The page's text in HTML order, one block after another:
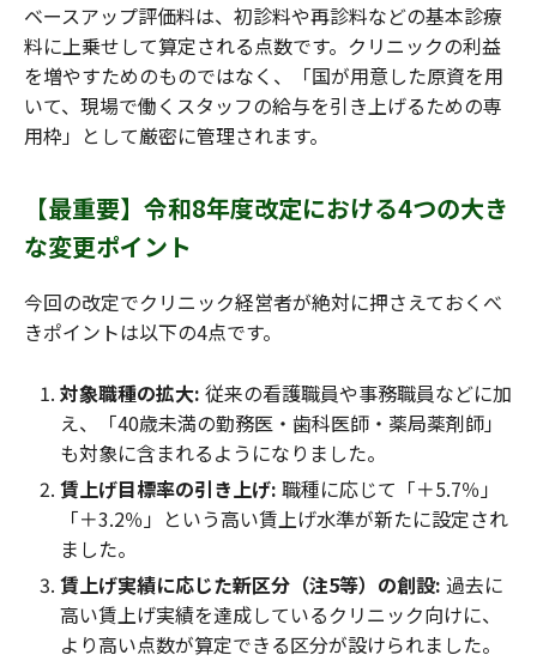
ベースアップ評価料は、初診料や再診料などの基本診療
料に上乗せして算定される点数です。クリニックの利益
を増やすためのものではなく、「国が用意した原資を用
いて、現場で働くスタッフの給与を引き上げるための専
用枠」として厳密に管理されます。
【最重要】令和8年度改定における4つの大き
な変更ポイント
今回の改定でクリニック経営者が絶対に押さえておくべ
きポイントは以下の4点です。
対象職種の拡大: 従来の看護職員や事務職員などに加
え、「40歳未満の勤務医・歯科医師・薬局薬剤師」
も対象に含まれるようになりました。
賃上げ目標率の引き上げ: 職種に応じて「＋5.7％」
「＋3.2％」という高い賃上げ水準が新たに設定され
ました。
賃上げ実績に応じた新区分（注5等）の創設: 過去に
高い賃上げ実績を達成しているクリニック向けに、
より高い点数が算定できる区分が設けられました。